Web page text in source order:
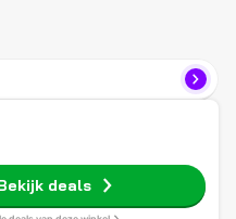
deals